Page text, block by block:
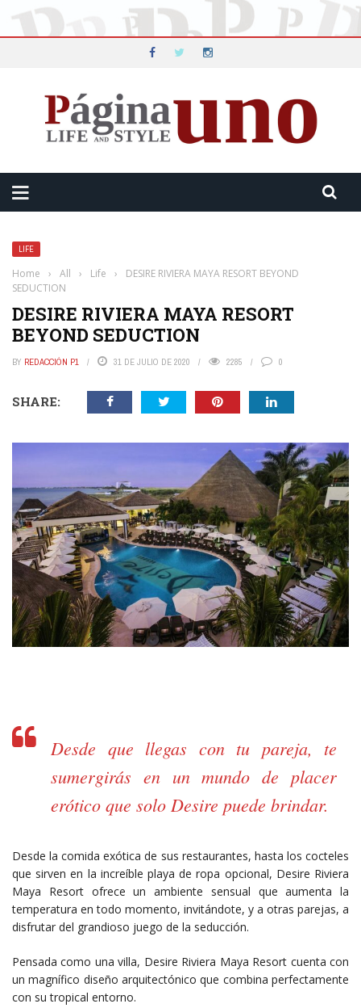
LIFE
Home › All › Life ›
DESIRE RIVIERA MAYA RESORT BEYOND
SEDUCTION
DESIRE RIVIERA MAYA RESORT
BEYOND SEDUCTION
BY REDACCIÓN P1 31 DE JULIO DE 2020 2285 0
SHARE:
Desde que llegas con tu pareja, te
sumergirás en un mundo de placer
erótico que solo Desire puede brindar.
Desde la comida exótica de sus restaurantes, hasta los cocteles
que sirven en la increíble playa de ropa opcional, Desire Riviera
Maya Resort ofrece un ambiente sensual que aumenta la
temperatura en todo momento, invitándote, y a otras parejas, a
disfrutar del grandioso juego de la seducción.
Pensada como una villa, Desire Riviera Maya Resort cuenta con
un magnífico diseño arquitectónico que combina perfectamente
con su tropical entorno.